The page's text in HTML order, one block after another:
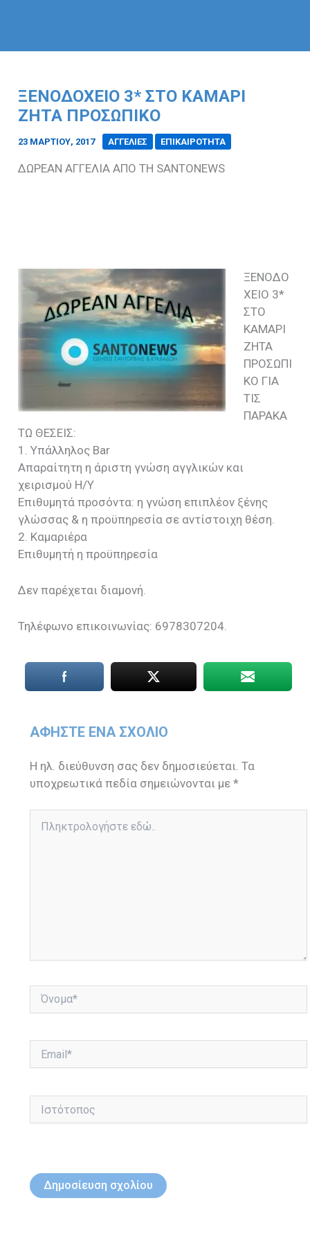
ΞΕΝΟΔΟΧΕΙΟ 3* ΣΤΟ ΚΑΜΑΡΙ
ΖΗΤΑ ΠΡΟΣΩΠΙΚΟ
23 ΜΑΡΤΊΟΥ, 2017 ΑΓΓΕΛΙΕΣ ΕΠΙΚΑΙΡΟΤΗΤΑ
ΔΩΡEΑΝ ΑΓΓΕΛΙΑ ΑΠΟ ΤΗ SANTONEWS
ΞΕΝΟΔΟ
ΧΕΙΟ 3*
ΣΤΟ
ΚΑΜΑΡΙ
ΖΗΤΑ
ΠΡΟΣΩΠΙ
ΚΟ ΓΙΑ
ΤΙΣ
ΠΑΡΑΚΑ
ΤΩ ΘΕΣΕΙΣ:
1. Υπάλληλος Bar
Απαραίτητη η άριστη γνώση αγγλικών και
χειρισμού Η/Υ
Επιθυμητά προσόντα: η γνώση επιπλέον ξένης
γλώσσας & η προϋπηρεσία σε αντίστοιχη θέση.
2. Καμαριέρα
Επιθυμητή η προϋπηρεσία
Δεν παρέχεται διαμονή.
Τηλέφωνο επικοινωνίας: 6978307204.
ΑΦΉΣΤΕ ΈΝΑ ΣΧΌΛΙΟ
Η ηλ. διεύθυνση σας δεν δημοσιεύεται. Τα
υποχρεωτικά πεδία σημειώνονται με*
εδώ..
Όνομα*